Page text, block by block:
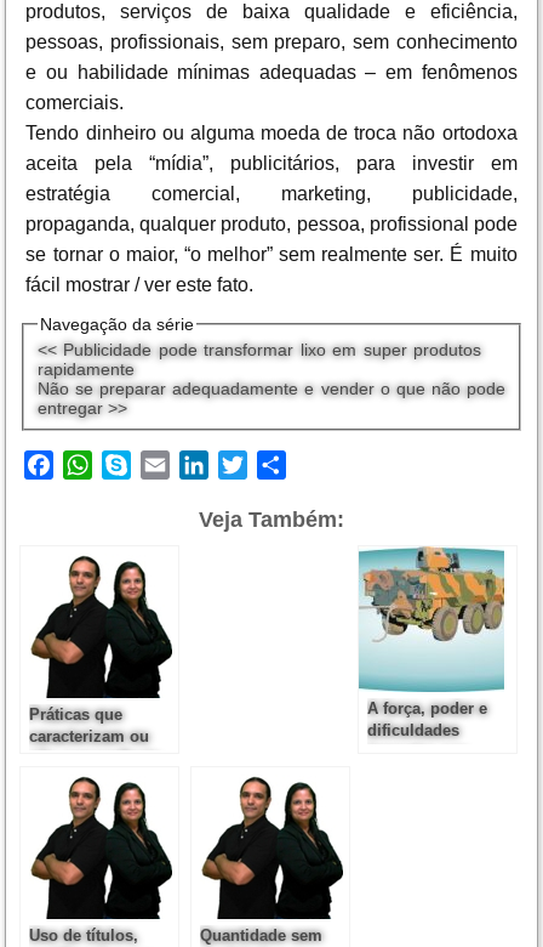
produtos, serviços de baixa qualidade e eficiência,
pessoas, profissionais, sem preparo, sem conhecimento
e ou habilidade mínimas adequadas – em fenômenos
comerciais.
Tendo dinheiro ou alguma moeda de troca não ortodoxa
aceita pela “mídia”, publicitários, para investir em
estratégia comercial, marketing, publicidade,
propaganda, qualquer produto, pessoa, profissional pode
se tornar o maior, “o melhor” sem realmente ser. É muito
fácil mostrar / ver este fato.
Navegação da série
<< Publicidade pode transformar lixo em super produtos
rapidamente
Não se preparar adequadamente e vender o que não pode
entregar >>
FacebookWhatsApp
Skype Email LinkedInTwitter
Veja Também:
Práticas que
caracterizam ou
desleal
A força, poder e
dificuldades
Uso de títulos,
Quantidade sem